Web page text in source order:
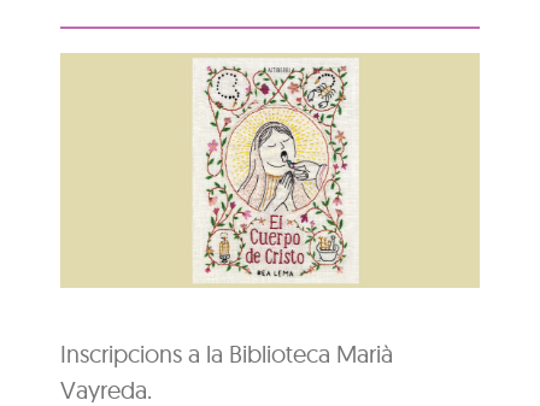
Inscripcions a la Biblioteca Marià
Vayreda.